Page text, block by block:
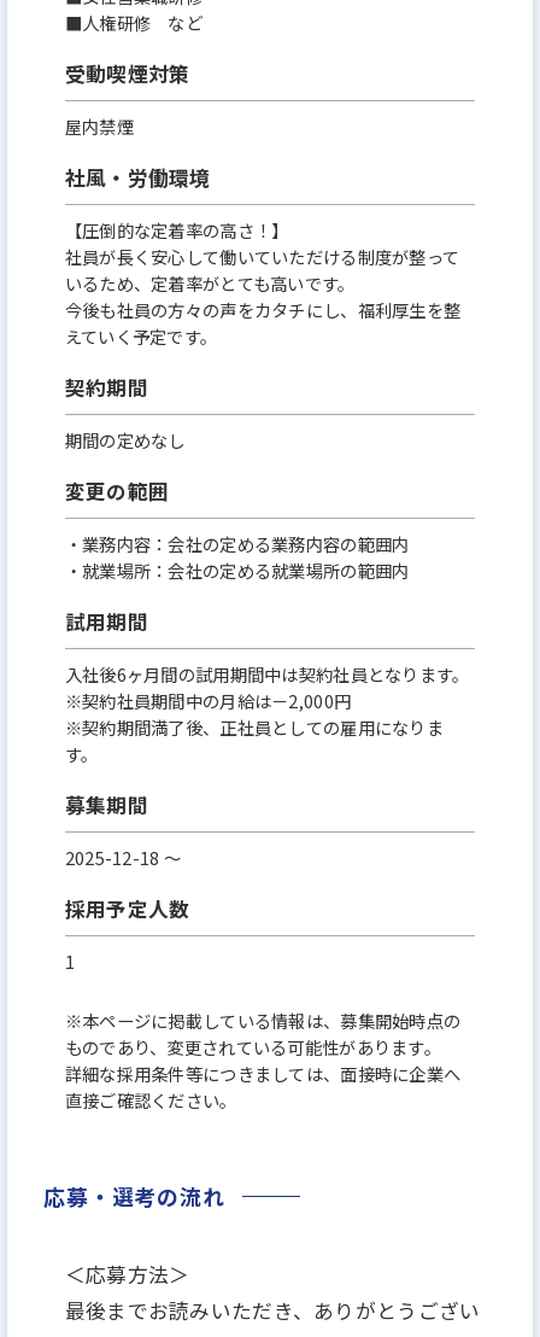
■人権研修 など
受動喫煙対策
屋内禁煙
社風・労働環境
【圧倒的な定着率の高さ！】
社員が⻑く安心して働いていただける制度が整って
いるため、定着率がとても高いです。
今後も社員の方々の声をカタチにし、福利厚生を整
えていく予定です。
契約期間
期間の定めなし
変更の範囲
・業務内容：会社の定める業務内容の範囲内
・就業場所：会社の定める就業場所の範囲内
試用期間
入社後6ヶ⽉間の試⽤期間中は契約社員となります。
※契約社員期間中の月給は－2,000円
※契約期間満了後、正社員としての雇⽤になりま
す。
募集期間
2025-12-18 〜
採用予定人数
1
※本ページに掲載している情報は、募集開始時点の
ものであり、変更されている可能性があります。
詳細な採用条件等につきましては、面接時に企業へ
直接ご確認ください。
応募・選考の流れ
＜応募方法＞
最後までお読みいただき、ありがとうござい